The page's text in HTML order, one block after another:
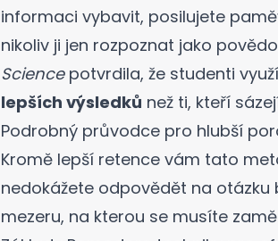
informaci vybavit, posilujete
nikoliv ji jen rozpoznat jako
Sciencepotvrdila, že studenti
lepších výsledků než ti, kteří
Podrobný průvodce pro hlubší
Kromě lepší retence vám tato
nedokážete odpovědět na
mezeru, na kterou se musíte